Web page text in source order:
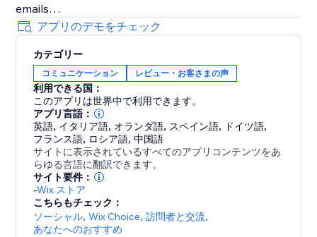
emails
- Incentivize review submissions with discounts (in-
app) or loyalty points (with Smile.io)
- Let customers leave reviews directly on your site
4. Search Engine (SEO) friendly reviews
- Show product ratings and reviews in Google and
other search engines
- Export your reviews to Google Shopping
アプリのデモをチェック
カテゴリー
コミュニケーション レビュー・お客さまの声
利用できる国：
このアプリは世界中で利用できます。
アプリ言語：
英語, イタリア語, オランダ語, スペイン語, ドイツ語,
フランス語, ロシア語,中国語
サイトに表示されているすべてのアプリコンテンツをあ
らゆる言語に翻訳できます。
サイト要件：
-Wix ストア
こちらもチェック：
ソーシャル,Wix Choice,訪問者と交流,
あなたへのおすすめ